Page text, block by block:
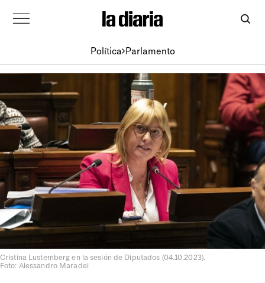
Política Parlamento
Cristina Lustemberg en la sesión de Diputados (04.10.2023).
Foto: Alessandro Maradei